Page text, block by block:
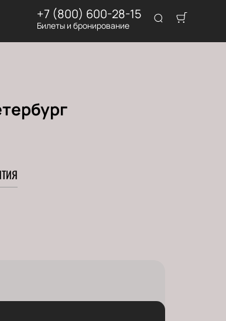
+7 (800) 600-28-15
Билеты и бронирование